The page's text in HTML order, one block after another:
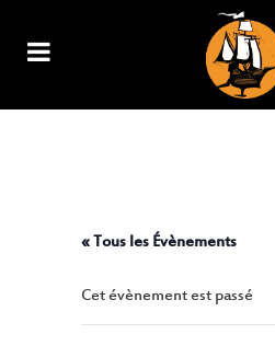
« Tous les Évènements
Cet évènement est passé